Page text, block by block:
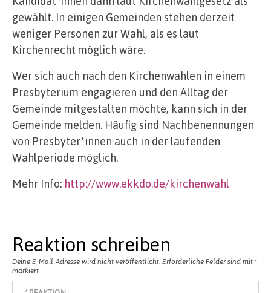
gewählt. In einigen Gemeinden stehen derzeit
weniger Personen zur Wahl, als es laut
Kirchenrecht möglich wäre.
Wer sich auch nach den Kirchenwahlen in einem
Presbyterium engagieren und den Alltag der
Gemeinde mitgestalten möchte, kann sich in der
Gemeinde melden. Häufig sind Nachbenennungen
von Presbyter*innen auch in der laufenden
Wahlperiode möglich.
Mehr Info: http://www.ekkdo.de/kirchenwahl
Reaktion schreiben
Deine E-Mail-Adresse wird nicht veröffentlicht. Erforderliche Felder sind mit *
markiert